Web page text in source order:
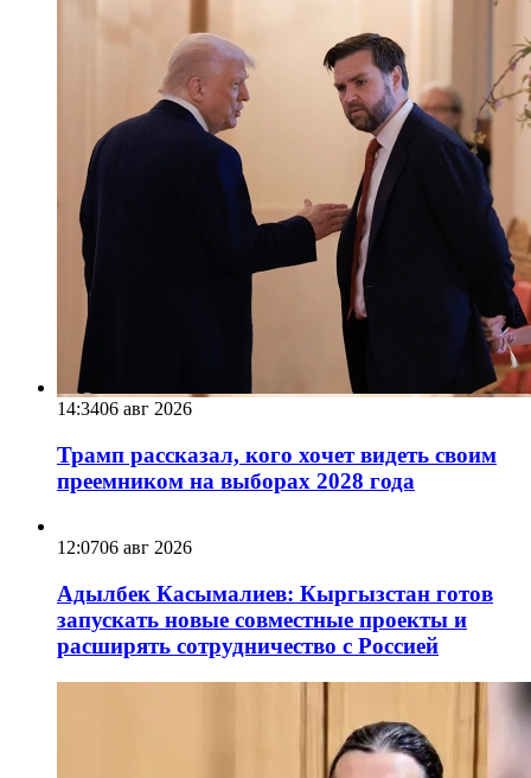
14:3406 авг 2026
Трамп рассказал, кого хочет видеть своим
преемником на выборах 2028 года
12:0706 авг 2026
Адылбек Касымалиев: Кыргызстан готов
запускать новые совместные проекты и
расширять сотрудничество с Россией